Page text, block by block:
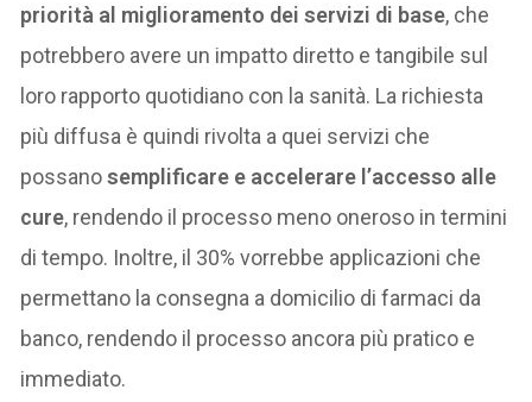
priorità al miglioramento dei servizi di base, che
potrebbero avere un impatto diretto e tangibile sul
loro rapporto quotidiano con la sanità. La richiesta
più diffusa è quindi rivolta a quei servizi che
possanosemplificare e accelerare l’accesso alle
cure, rendendo il processo meno oneroso in termini
di tempo. Inoltre, il 30% vorrebbe applicazioni che
permettano la consegna a domicilio di farmaci da
banco, rendendo il processo ancora più pratico e
immediato.